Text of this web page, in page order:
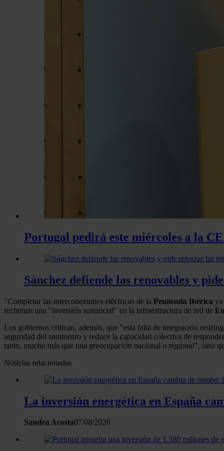
Portugal pedirá este miércoles a la
Sánchez defiende las renovables y
"Completar las interconexiones eléctricas de la Península Ibérica
reclaman una "inversión sustancial" en la infraestructura de red de
Los gobiernos critican, además, que "esta falta de integración
seguridad del suministro y reduce la capacidad colectiva de
tanto, mucho más que una preocupación nacional o regional", sino
Noticias relacionadas
La inversión energética en España
Sandra Acosta07/08/2026